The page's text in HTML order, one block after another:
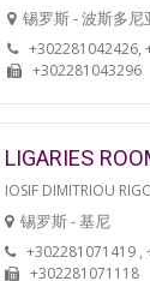
锡罗斯 - 波斯多尼
+302281042426,
+302281043296
LIGARIES
IOSIF DIMITRIOU
锡罗斯 - 基尼
+302281071419 ,
+302281071118